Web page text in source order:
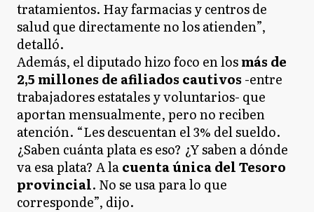
tratamientos. Hay farmacias y centros de
salud que directamente no los atienden”,
detalló.
Además, el diputado hizo foco en losmás de
2,5 millones de afiliados cautivos-entre
trabajadores estatales y voluntarios- que
aportan mensualmente, pero no reciben
atención. “Les descuentan el 3% del sueldo.
¿Saben cuánta plata es eso? ¿Y saben a dónde
va esa plata? A lacuenta única del Tesoro
provincial. No se usa para lo que
corresponde”, dijo.